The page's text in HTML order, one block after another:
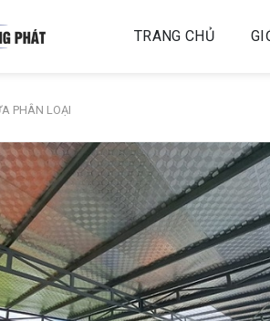
TRANG CHỦ
PHÂN LOẠI